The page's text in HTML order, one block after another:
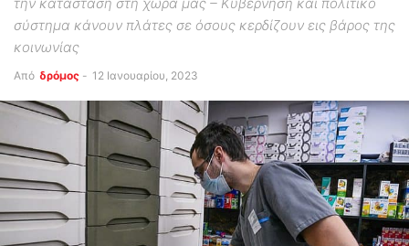
σύστημα κάνουν πλάτες σε όσους κερδίζουν εις βάρος της
κοινωνίας
Από δρόμος - 12 Ιανουαρίου, 2023